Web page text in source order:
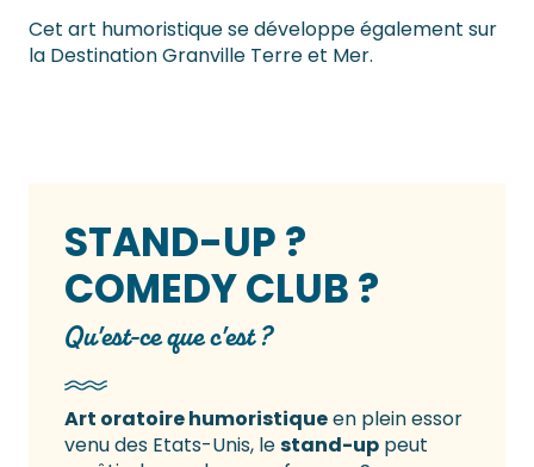
Cet art humoristique se développe également sur
la Destination Granville Terre et Mer.
STAND-UP ?
COMEDY CLUB ?
Qu'est-ce que c'est ?
Art oratoire humoristiqueen plein essor
venu des Etats-Unis, lestand-up peut